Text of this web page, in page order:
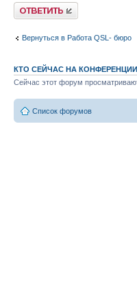
Ответить
Вернуться в Работа QSL- бюро
КТО СЕЙЧАС НА КОНФЕРЕНЦИИ
Сейчас этот форум
Список форумов